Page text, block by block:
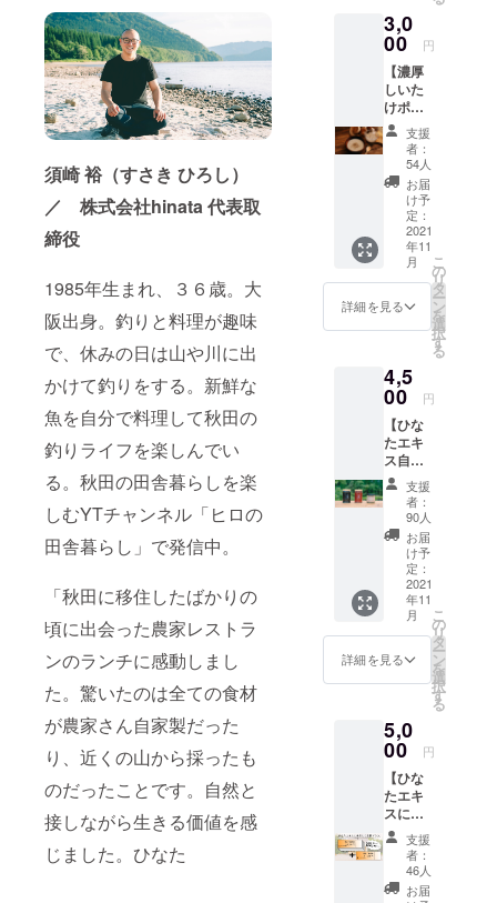
須崎 裕（すさき ひろし）
／ 株式会社hinata 代表取
締役
1985年生まれ、３６歳。大
阪出身。釣りと料理が趣味
で、休みの日は山や川に出
かけて釣りをする。新鮮な
魚を自分で料理して秋田の
釣りライフを楽しんでい
る。秋田の田舎暮らしを楽
しむYTチャンネル「ヒロの
田舎暮らし」で発信中。
「秋田に移住したばかりの
頃に出会った農家レストラ
ンのランチに感動しまし
た。驚いたのは全ての食材
が農家さん自家製だった
り、近くの山から採ったも
のだったことです。自然と
接しながら生きる価値を感
じました。ひなた
美味し
さが
ギュッ
と詰
まった
苺ミル
クをお
楽しみ
くださ
い。 ⚫︎
ひなた
エキス
自家製
苺エキ
ス ⚫︎花
立牧場
工房ミ
ジー牛
乳
めるプ
ランで
す。秋
田県鳥
海高原
の恵み
を受け
て育っ
ジャー
ジー牛
の濃厚
ミル
ク・
ヨーグ
ルトと
セット
エキス
と鳥海
高原の
濃厚ミ
ルク・
ヨーグ
ルトを
合わせ
て、秋
田の美
味しさ
ギュッ
と詰
まった
ブルー
ベリー
みくだ
さい。
たエキ
ス自家
製 ブ
ルーベ
リーエ
キス ⚫︎
花立牧
3,0
00 円
【濃厚
しいた
けポ
ター
ジュプ
ラン】
ひなた
エキス
自家製
のしい
たけ
ペース
トの美
味しさ
をご家
庭でも
るプラ
ンで
す。秋
田生ま
れの大
豆で
作った
秋田産
の豆乳
とセッ
トでお
届けし
ます。
しいた
けペー
ストと
秋田産
て、秋
田の美
味しさ
が
ギュッ
と詰
まった
しいた
けペー
ストを
支援
者：
54人
お届
け予
定：
2021
年11
月
詳細を見る
こ
の
リ
タ
ー
ン
を
選
択
す
る
4,5
00 円
【ひな
たエキ
ス自家
製エキ
ス・
ペース
ト３種
プラ
ン】 ひ
なたエ
キスの
人気商
品であ
る苺エ
キス、
ブルー
エキ
ス、し
いたけ
ペース
トの３
種類を
セット
にして
お届け
しま
支援
者：
90人
お届
け予
定：
2021
年11
月
詳細を見る
こ
の
リ
タ
ー
ン
を
選
択
す
る
5,0
00 円
【ひな
たエキ
スに来
店して
応援プ
ラン】
ひなた
支援
者：
46人
お届